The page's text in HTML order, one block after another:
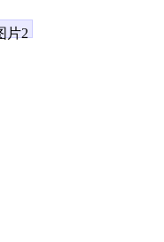
片2